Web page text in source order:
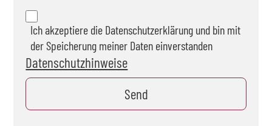
Ich akzeptiere die Datenschutzerklärung und bin mit
der Speicherung meiner Daten einverstanden
Datenschutzhinweise